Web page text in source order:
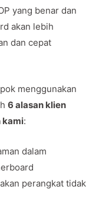
yang benar dan
akan lebih
dan cepat
menggunakan
6 alasan klien
kami:
dalam
perangkat tidak